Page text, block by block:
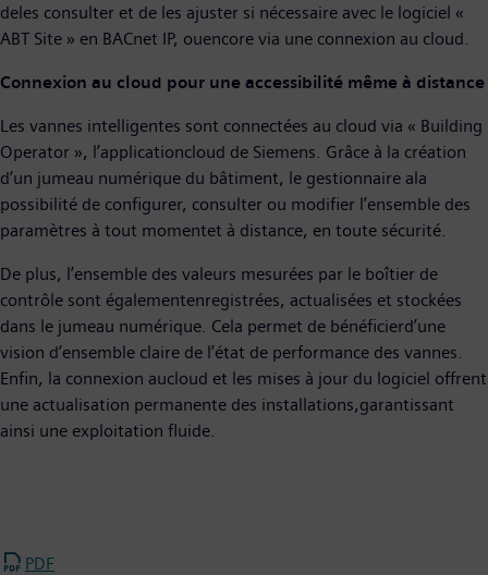
deles consulter et de les ajuster si nécessaire avec le logiciel «
ABT Site » en BACnet IP, ouencore via une connexion au cloud.
Connexion au cloud pour une accessibilité même à distance
Les vannes intelligentes sont connectées au cloud via « Building
Operator », l’applicationcloud de Siemens. Grâce à la création
d’un jumeau numérique du bâtiment, le gestionnaire ala
possibilité de configurer, consulter ou modifier l’ensemble des
paramètres à tout momentet à distance, en toute sécurité.
De plus, l’ensemble des valeurs mesurées par le boîtier de
contrôle sont égalementenregistrées, actualisées et stockées
dans le jumeau numérique. Cela permet de bénéficierd’une
vision d’ensemble claire de l’état de performance des vannes.
Enfin, la connexion aucloud et les mises à jour du logiciel offrent
une actualisation permanente des installations,garantissant
ainsi une exploitation fluide.
PDF